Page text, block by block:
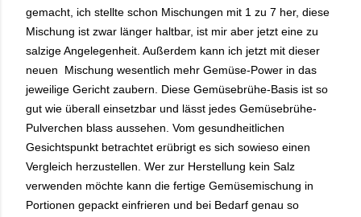
gemacht, ich stellte schon Mischungen mit 1 zu 7 her, diese
Mischung ist zwar länger haltbar, ist mir aber jetzt eine zu
salzige Angelegenheit. Außerdem kann ich jetzt mit dieser
neuen Mischung wesentlich mehr Gemüse-Power in das
jeweilige Gericht zaubern. Diese Gemüsebrühe-Basis ist so
gut wie überall einsetzbar und lässt jedes Gemüsebrühe-
Pulverchen blass aussehen. Vom gesundheitlichen
Gesichtspunkt betrachtet erübrigt es sich sowieso einen
Vergleich herzustellen. Wer zur Herstellung kein Salz
verwenden möchte kann die fertige Gemüsemischung in
Portionen gepackt einfrieren und bei Bedarf genau so